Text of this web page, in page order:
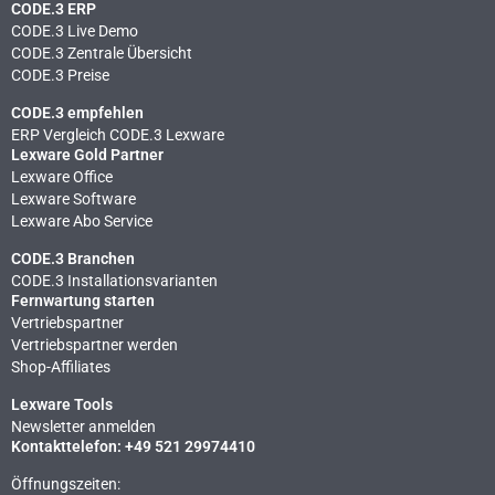
CODE.3 ERP
CODE.3 Live Demo
CODE.3 Zentrale Übersicht
CODE.3 Preise
CODE.3 empfehlen
ERP Vergleich CODE.3 Lexware
Lexware Gold Partner
Lexware Office
Lexware Software
Lexware Abo Service
CODE.3 Branchen
CODE.3 Installationsvarianten
Fernwartung starten
Vertriebspartner
Vertriebspartner werden
Shop-Affiliates
Lexware Tools
Newsletter anmelden
Kontakttelefon: +49 521 29974410
Öffnungszeiten: